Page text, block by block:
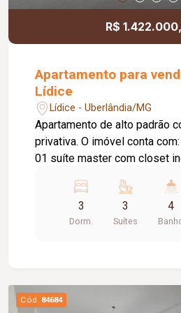
R$
Apartamento para
Lídice
Lídice - Uberlândia/MG
Apartamento de alto padrão
privativa. O imóvel conta com: 03 suítes, sendo
01 suíte master com closet
ampla com bancada e vista
integrada; Hall de circulação
roupeiro; Lavanderia
molhado com sistema
com churrasqueira e spa
3
Dorm.
3
Suítes
4
Cód. 84684